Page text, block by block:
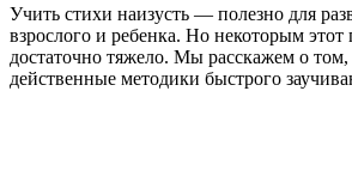
Учить стихи наизусть — полезно для
взрослого и ребенка. Но некоторым этот
достаточно тяжело. Мы расскажем о
действенные методики быстрого